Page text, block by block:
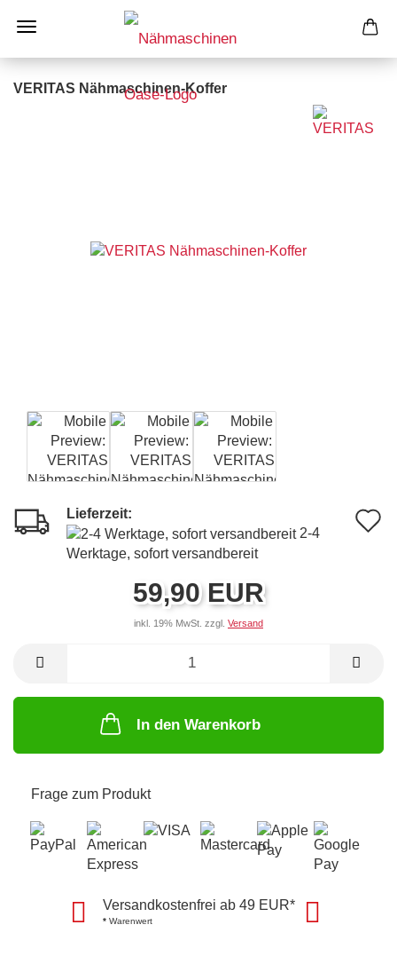
VERITAS Nähmaschinen-Koffer
Lieferzeit:
2-4
Werktage, sofort versandbereit
59,90 EUR
inkl. 19% MwSt. zzgl. Versand
In den Warenkorb
Frage zum Produkt
Versandkostenfrei ab 49 EUR*
*Warenwert